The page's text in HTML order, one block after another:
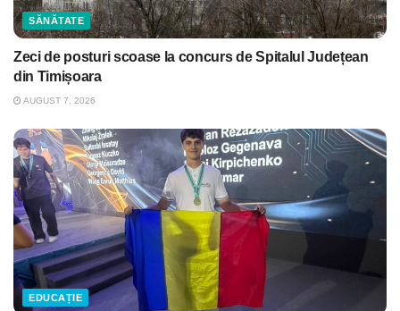
SĂNĂTATE
Zeci de posturi scoase la concurs de Spitalul Județean
din Timișoara
AUGUST 7, 2026
EDUCAȚIE